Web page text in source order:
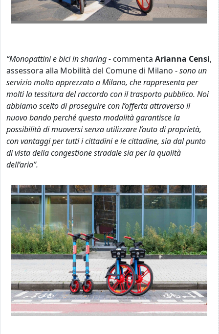
“Monopattini e bici in sharing - commenta Arianna Censi,
assessora alla Mobilità del Comune di Milano -sono un
servizio molto apprezzato a Milano, che rappresenta per
molti la tessitura del raccordo con il trasporto pubblico. Noi
abbiamo scelto di proseguire con l’offerta attraverso il
nuovo bando perché questa modalità garantisce la
possibilità di muoversi senza utilizzare l’auto di proprietà,
con vantaggi per tutti i cittadini e le cittadine, sia dal punto
di vista della congestione stradale sia per la qualità
dell’aria”.